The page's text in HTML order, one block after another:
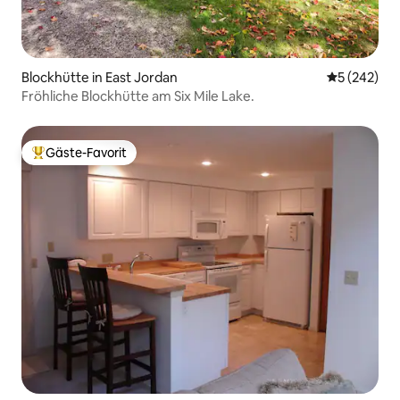
Blockhütte in East Jordan
5 (242)
Fröhliche Blockhütte am Six Mile Lake.
Beliebter Gäste-Favorit.
Gäste-Favorit